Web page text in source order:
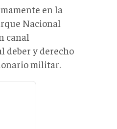
en la
Nacional
canal
deber y derecho
militar.